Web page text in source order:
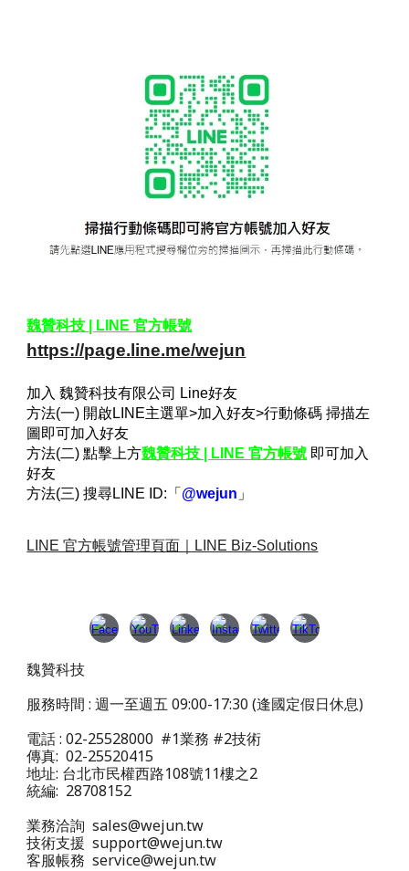
魏贊科技 | LINE 官方帳號
https://page.line.me/wejun
加入 魏贊科技有限公司 Line好友
方法(一) 開啟LINE主選單>加入好友>行動條碼 掃描左
圖即可加入好友
方法(二) 點擊上方魏贊科技 | LINE 官方帳號 即可加入
好友
方法(三) 搜尋LINE ID:「 @wejun 」
LINE 官方帳號管理頁面｜LINE Biz-Solutions
魏贊科技
服務時間 : 週一至週五 09:00-17:30 (逢國定假日休息)
電話 : 02-25528000 #1業務 #2技術
傳真: 02-25520415
地址: 台北市民權西路108號11樓之2
統編: 28708152
業務洽詢 sales@wejun.tw
技術支援 support@wejun.tw
客服帳務 service@wejun.tw